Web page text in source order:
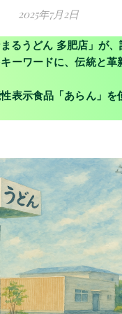
2025年7月2日
るうどん 多肥店」が
ーワードに、伝統と
表示食品「あらん」を